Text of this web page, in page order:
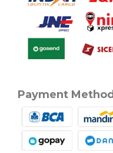
Payment Method